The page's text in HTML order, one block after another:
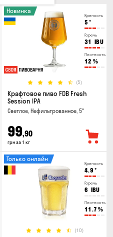
Крепость
5 °
Горечь
31 IBU
Плотность
12 %
(5)
Новинка
Крафтовое пиво FDB Fresh
Session IPA
Светлое, Нефильтрованное, 5°
99,90
грн за 1 кг
Крепость
4.9 °
Горечь
6 IBU
Плотность
11.7 %
(10)
Только онлайн